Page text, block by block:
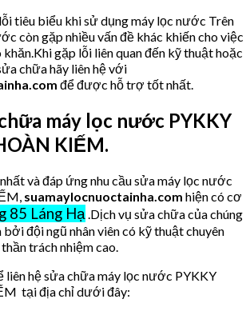
tiêu biểu khi sử dụng máy lọc nước Trên
còn gặp nhiều vấn đề khác khiến cho việc
gặp lỗi liên quan đến kỹ thuật hoặc
chữa hãy liên hệ với
để được hỗ trợ tốt nhất.
máy lọc nước PYKKY
KIẾM.
và đáp ứng nhu cầu sửa máy lọc nước
suamaylocnuoctainha.com hiện có cơ
85 Láng Hạ .Dịch vụ sửa chữa của chúng
đội ngũ nhân viên có kỹ thuật chuyên
trách nhiệm cao.
liên hệ sửa chữa máy lọc nước PYKKY
tại địa chỉ dưới đây: